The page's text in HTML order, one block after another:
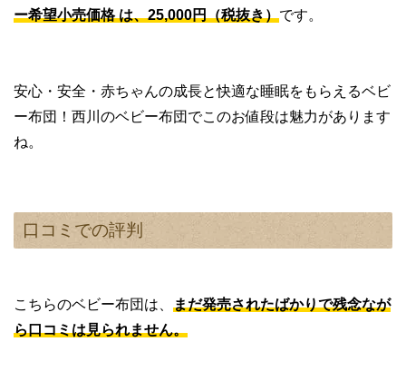
ー希望小売価格 は、25,000円（税抜き）です。
安心・安全・赤ちゃんの成長と快適な睡眠をもらえるベビ
ー布団！西川のベビー布団でこのお値段は魅力があります
ね。
口コミでの評判
こちらのベビー布団は、 まだ発売されたばかりで残念なが
ら口コミは見られません。